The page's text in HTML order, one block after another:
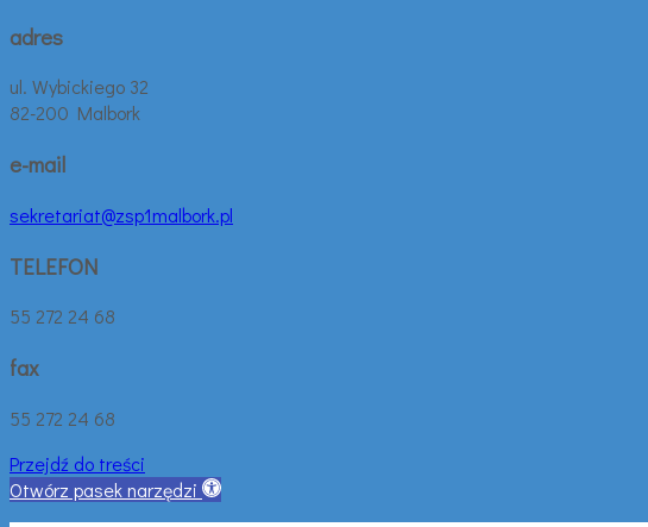
adres
ul. Wybickiego 32
82-200 Malbork
e-mail
sekretariat@zsp1malbork.pl
TELEFON
55 272 24 68
fax
55 272 24 68
Przejdź do treści
Otwórz pasek narzędzi